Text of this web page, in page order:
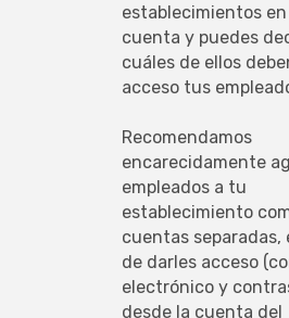
establecimientos
cuenta y puedes
cuáles de ellos
acceso tus
Recomendamos
encarecidamente
empleados a tu
establecimiento
cuentas separadas,
de darles acceso
electrónico y
desde la cuenta del